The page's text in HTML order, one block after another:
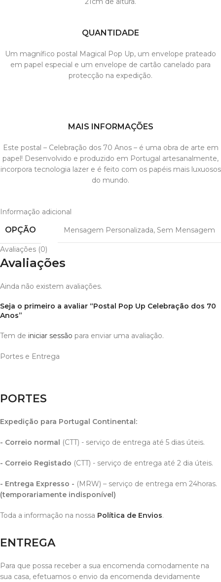
QUANTIDADE
Um magnífico postal Magical Pop Up, um envelope prateado
em papel especial e um envelope de cartão canelado para
protecção na expedição.
MAIS INFORMAÇÕES
Este postal – Celebração dos 70 Anos – é uma obra de arte em
papel! Desenvolvido e produzido em Portugal artesanalmente,
incorpora tecnologia lazer e é feito com os papéis mais luxuosos
do mundo.
Informação adicional
OPÇÃO Mensagem Personalizada, Sem Mensagem
Avaliações (0)
Avaliações
Ainda não existem avaliações.
Seja o primeiro a avaliar “Postal Pop Up Celebração dos 70
Anos”
Tem de iniciar sessão para enviar uma avaliação.
Portes e Entrega
PORTES
Expedição para Portugal Continental:
- Correio normal (CTT) - serviço de entrega até 5 dias úteis.
- Correio Registado (CTT) - serviço de entrega até 2 dia úteis.
- Entrega Expresso - (MRW) – serviço de entrega em 24horas.
(temporariamente indisponível)
Toda a informação na nossa Política de Envios.
ENTREGA
Para que possa receber a sua encomenda comodamente na
sua casa, efetuamos o envio da encomenda devidamente